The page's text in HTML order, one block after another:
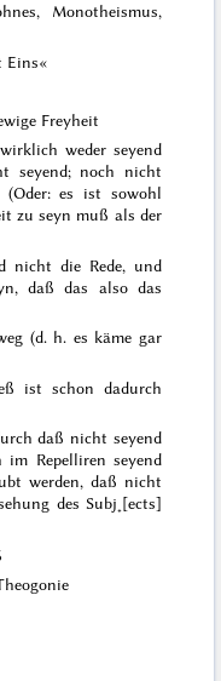
Monotheismus,
Eins«
Freyheit
weder seyend
seyend; noch nicht
(Oder: es ist sowohl
zu seyn muß als der
nicht die Rede, und
daß das also das
(d. h. es käme gar
ist schon dadurch
daß nicht seyend
im Repelliren seyend
werden, daß nicht
des Subj˖[ects]